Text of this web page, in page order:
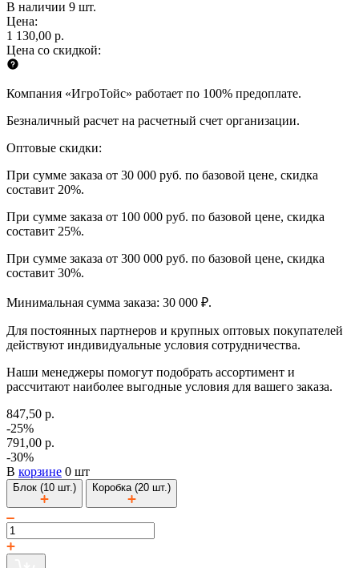
В наличии 9 шт.
Цена:
1 130,00 р.
Цена со скидкой:
Компания «ИгроТойс» работает по 100% предоплате.
Безналичный расчет на расчетный счет организации.
Оптовые скидки:
При сумме заказа от 30 000 руб. по базовой цене, скидка
составит 20%.
При сумме заказа от 100 000 руб. по базовой цене, скидка
составит 25%.
При сумме заказа от 300 000 руб. по базовой цене, скидка
составит 30%.
Минимальная сумма заказа: 30 000 ₽.
Для постоянных партнеров и крупных оптовых покупателей
действуют индивидуальные условия сотрудничества.
Наши менеджеры помогут подобрать ассортимент и
рассчитают наиболее выгодные условия для вашего заказа.
847,50 р.
-25%
791,00 р.
-30%
В корзине 0 шт
Блок (10 шт.) Коробка (20 шт.)